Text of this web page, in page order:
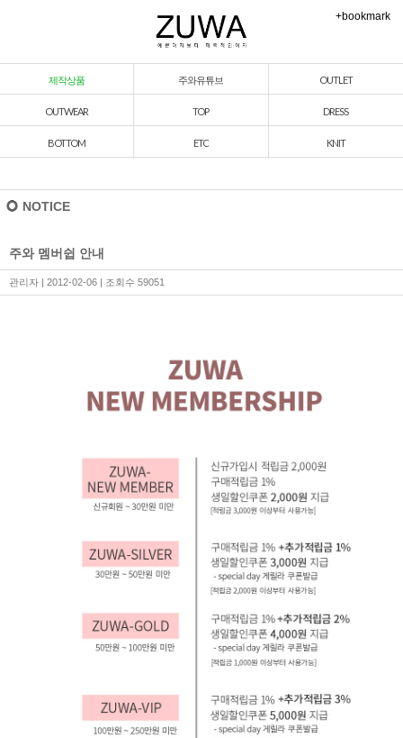
+bookmark
제작상품 주와유튜브 OUTLET
OUTWEAR TOP DRESS
BOTTOM ETC KNIT
NOTICE
주와 멤버쉽 안내
관리자 | 2012-02-06 | 조회수 59051